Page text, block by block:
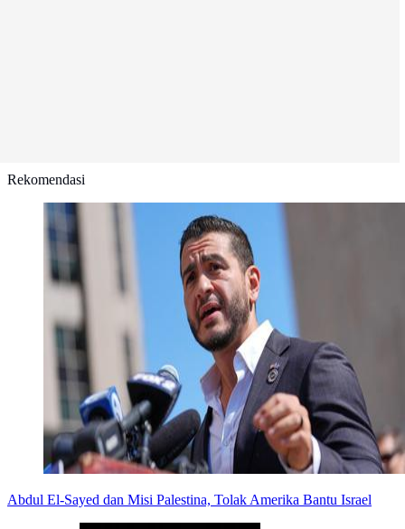
Rekomendasi
Abdul El-Sayed dan Misi Palestina, Tolak Amerika Bantu Israel